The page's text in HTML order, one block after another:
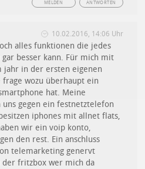
ANTWORTEN
MELDEN
10.02.2016, 14:06 Uhr
alles funktionen die jedes
besser kann. Für mich mit
in der ersten eigenen
wozu überhaupt ein
hat. Meine
gegen ein festnetztelefon
iphones mit allnet flats,
wir ein voip konto,
den rest. Ein anschluss
telemarketing genervt
der fritzbox wer mich da